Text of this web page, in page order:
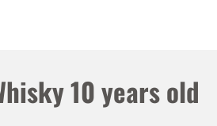
10 years old